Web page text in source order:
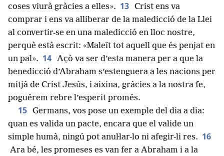
coses viurà gràcies a elles». 13 Crist ens va
comprar i ens va alliberar de la maledicció de la Llei
al convertir-se en una maledicció en lloc nostre,
perquè està escrit: «Maleït tot aquell que és penjat en
un pal». 14 Açò va ser d’esta manera per a que la
benedicció d’Abraham s’estenguera a les nacions per
mitjà de Crist Jesús, i aixina, gràcies a la nostra fe,
poguérem rebre l’esperit promés.
15 Germans, vos pose un exemple del dia a dia:
quan es valida un pacte, encara que el valide un
simple humà, ningú pot anul·lar-lo ni afegir-li res. 16
Ara bé, les promeses es van fer a Abraham i a la